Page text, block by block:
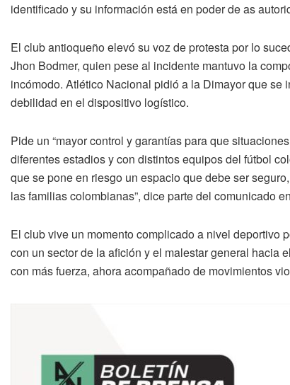
identificado y su información está en poder de as
El club antioqueño elevó su voz de protesta por lo
Jhon Bodmer, quien pese al incidente mantuvo la
incómodo. Atlético Nacional pidió a la Dimayor que
debilidad en el dispositivo logístico.
Pide un “mayor control y garantías para que
diferentes estadios y con distintos equipos del fútbol
que se pone en riesgo un espacio que debe ser
las familias colombianas”, dice parte del comunicado
El club vive un momento complicado a nivel deportivo
con un sector de la afición y el malestar general hacia
con más fuerza, ahora acompañado de movimientos